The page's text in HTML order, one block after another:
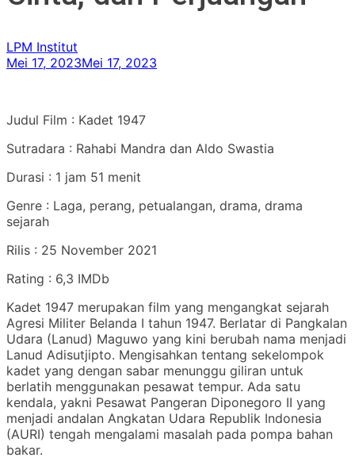
LPM Institut
Mei 17, 2023Mei 17, 2023
Judul Film : Kadet 1947
Sutradara : Rahabi Mandra dan Aldo Swastia
Durasi : 1 jam 51 menit
Genre : Laga, perang, petualangan, drama, drama
sejarah
Rilis : 25 November 2021
Rating : 6,3 IMDb
Kadet 1947 merupakan film yang mengangkat sejarah
Agresi Militer Belanda I tahun 1947. Berlatar di Pangkalan
Udara (Lanud) Maguwo yang kini berubah nama menjadi
Lanud Adisutjipto. Mengisahkan tentang sekelompok
kadet yang dengan sabar menunggu giliran untuk
berlatih menggunakan pesawat tempur. Ada satu
kendala, yakni Pesawat Pangeran Diponegoro II yang
menjadi andalan Angkatan Udara Republik Indonesia
(AURI) tengah mengalami masalah pada pompa bahan
bakar.